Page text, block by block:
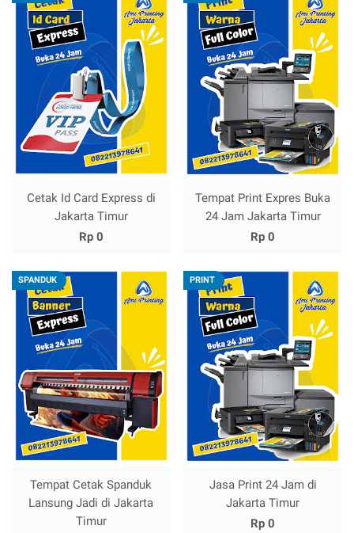
Cetak Id Card Express di
Jakarta Timur
Rp 0
Tempat Print Expres Buka
24 Jam Jakarta Timur
Rp 0
Tempat Cetak Spanduk
Lansung Jadi di Jakarta
Timur
SPANDUK
Jasa Print 24 Jam di
Jakarta Timur
Rp 0
PRINT